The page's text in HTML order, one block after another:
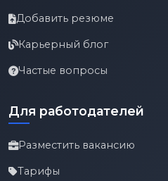
Добавить резюме
Карьерный блог
Частые вопросы
Для работодателей
Разместить вакансию
Тарифы